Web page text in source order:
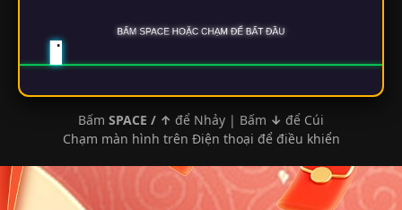
Bấm SPACE / ↑ để Nhảy | Bấm ↓ để Cúi
Chạm màn hình trên Điện thoại để điều khiển